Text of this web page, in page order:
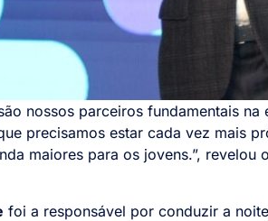
nossos parceiros fundamentais
precisamos estar cada vez mais
maiores para os jovens.”, revelou
foi a responsável por conduzir a